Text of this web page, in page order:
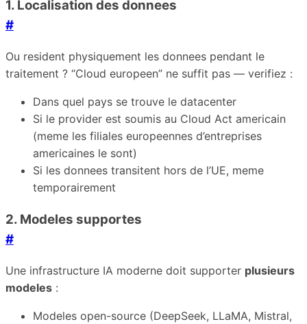
1. Localisation des donnees
#
Ou resident physiquement les donnees pendant le
traitement ? “Cloud europeen” ne suffit pas — verifiez :
Dans quel pays se trouve le datacenter
Si le provider est soumis au Cloud Act americain
(meme les filiales europeennes d’entreprises
americaines le sont)
Si les donnees transitent hors de l’UE, meme
temporairement
2. Modeles supportes
#
Une infrastructure IA moderne doit supporter plusieurs
modeles :
Modeles open-source (DeepSeek, LLaMA, Mistral,